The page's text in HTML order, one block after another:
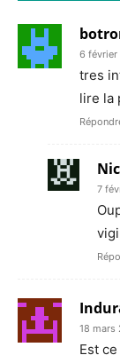
6 février
tres
lire la
7
18 mars
Est